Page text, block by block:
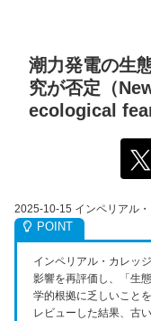
潮力発電の生
究が否定（
ecological
2025-10-15 インペリアル・
インペリアル・カレッ
影響を再評価し、「生
学的根拠に乏しいこと
レビューした結果、古